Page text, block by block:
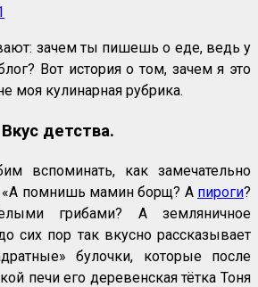
зачем ты пишешь о еде, ведь у
Вот история о том, зачем я это
моя кулинарная рубрика.
Вкус детства.
вспоминать, как замечательно
«А помнишь мамин борщ? А пироги?
грибами? А земляничное
сих пор так вкусно рассказывает
булочки, которые после
печи его деревенская тётка Тоня